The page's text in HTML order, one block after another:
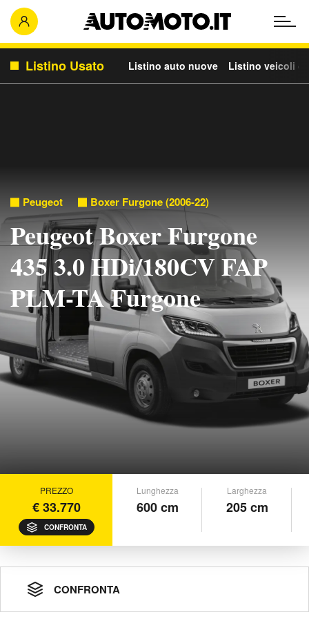
Listino Usato Listino auto nuove Listino veicoli
Peugeot Boxer Furgone (2006-22)
Peugeot Boxer Furgone
435 3.0 HDi/180CV FAP
PLM-TA Furgone
PREZZO
€ 33.770
CONFRONTA
Lunghezza
600 cm
Larghezza
205 cm
CONFRONTA